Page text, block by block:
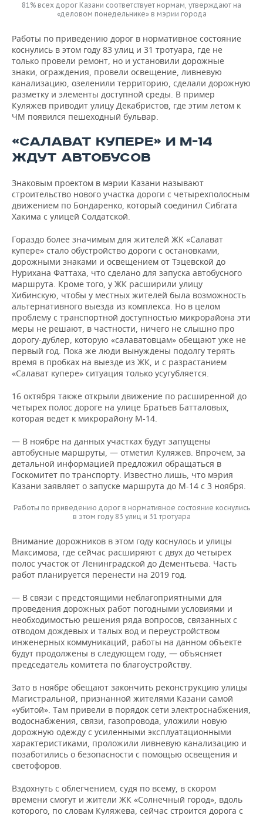
81% всех дорог Казани соответствует нормам, утверждают на
«деловом понедельнике» в мэрии города
Работы по приведению дорог в нормативное состояние
коснулись в этом году 83 улиц и 31 тротуара, где не
только провели ремонт, но и установили дорожные
знаки, ограждения, провели освещение, ливневую
канализацию, озеленили территорию, сделали дорожную
разметку и элементы доступной среды. В пример
Куляжев приводит улицу Декабристов, где этим летом к
ЧМ появился пешеходный бульвар.
«САЛАВАТ КУПЕРЕ» И М-14
ЖДУТ АВТОБУСОВ
Знаковым проектом в мэрии Казани называют
строительство нового участка дороги с четырехполосным
движением по Бондаренко, который соединил Сибгата
Хакима с улицей Солдатской.
Гораздо более значимым для жителей ЖК «Салават
купере» стало обустройство дороги с остановками,
дорожными знаками и освещением от Тэцевской до
Нурихана Фаттаха, что сделано для запуска автобусного
маршрута. Кроме того, у ЖК расширили улицу
Хибинскую, чтобы у местных жителей была возможность
альтернативного выезда из комплекса. Но в целом
проблему с транспортной доступностью микрорайона эти
меры не решают, в частности, ничего не слышно про
дорогу-дублер, которую «салаватовцам» обещают уже не
первый год. Пока же люди вынуждены подолгу терять
время в пробках на выезде из ЖК, и с разрастанием
«Салават купере» ситуация только усугубляется.
16 октября также открыли движение по расширенной до
четырех полос дороге на улице Братьев Батталовых,
которая ведет к микрорайону М-14.
— В ноябре на данных участках будут запущены
автобусные маршруты, — отметил Куляжев. Впрочем, за
детальной информацией предложил обращаться в
Госкомитет по транспорту. Известно лишь, что мэрия
Казани заявляет о запуске маршрута до М-14 с 3 ноября.
Работы по приведению дорог в нормативное состояние коснулись
в этом году 83 улиц и 31 тротуара
Внимание дорожников в этом году коснулось и улицы
Максимова, где сейчас расширяют с двух до четырех
полос участок от Ленинградской до Дементьева. Часть
работ планируется перенести на 2019 год.
— В связи с предстоящими неблагоприятными для
проведения дорожных работ погодными условиями и
необходимостью решения ряда вопросов, связанных с
отводом дождевых и талых вод и переустройством
инженерных коммуникаций, работы на данном объекте
будут продолжены в следующем году, — объясняет
председатель комитета по благоустройству.
Зато в ноябре обещают закончить реконструкцию улицы
Магистральной, признанной жителями Казани самой
«убитой». Там привели в порядок сети электроснабжения,
водоснабжения, связи, газопровода, уложили новую
дорожную одежду с усиленными эксплуатационными
характеристиками, проложили ливневую канализацию и
позаботились о безопасности с помощью освещения и
светофоров.
Вздохнуть с облегчением, судя по всему, в скором
времени смогут и жители ЖК «Солнечный город», вдоль
которого, по словам Куляжева, сейчас строится дорога с